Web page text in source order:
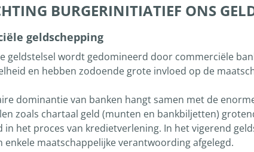
BURGERINITIATIEF ONS
geldschepping
geldstelsel wordt gedomineerd door commerciële
en hebben zodoende grote invloed op de
dominantie van banken hangt samen met de
zoals chartaal geld (munten en bankbiljetten)
in het proces van kredietverlening. In het vigerend
enkele maatschappelijke verantwoording afgelegd.